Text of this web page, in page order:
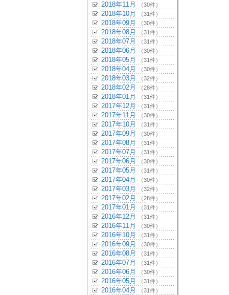
2018年11月 （30件）
2018年10月 （31件）
2018年09月 （30件）
2018年08月 （31件）
2018年07月 （31件）
2018年06月 （30件）
2018年05月 （31件）
2018年04月 （30件）
2018年03月 （32件）
2018年02月 （28件）
2018年01月 （31件）
2017年12月 （31件）
2017年11月 （30件）
2017年10月 （31件）
2017年09月 （30件）
2017年08月 （31件）
2017年07月 （31件）
2017年06月 （30件）
2017年05月 （31件）
2017年04月 （30件）
2017年03月 （32件）
2017年02月 （28件）
2017年01月 （31件）
2016年12月 （31件）
2016年11月 （30件）
2016年10月 （31件）
2016年09月 （30件）
2016年08月 （31件）
2016年07月 （31件）
2016年06月 （30件）
2016年05月 （31件）
2016年04月 （31件）